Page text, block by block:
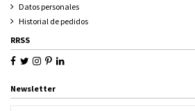
Datos personales
Historial de pedidos
RRSS
Newsletter